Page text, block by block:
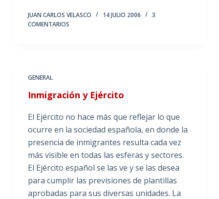
JUAN CARLOS VELASCO 14 JULIO 2006
3
COMENTARIOS
GENERAL
Inmigración y Ejército
El Ejército no hace más que reflejar lo que
ocurre en la sociedad española, en donde la
presencia de inmigrantes resulta cada vez
más visible en todas las esferas y sectores.
El Ejército español se las ve y se las desea
para cumplir las previsiones de plantillas
aprobadas para sus diversas unidades. La